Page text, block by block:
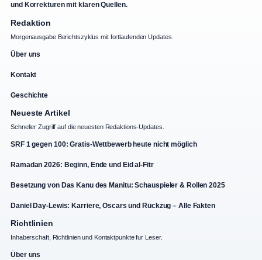
und Korrekturen mit klaren Quellen.
Redaktion
Morgenausgabe Berichtszyklus mit fortlaufenden Updates.
Über uns
Kontakt
Geschichte
Neueste Artikel
Schneller Zugriff auf die neuesten Redaktions-Updates.
SRF 1 gegen 100: Gratis-Wettbewerb heute nicht möglich
Ramadan 2026: Beginn, Ende und Eid al-Fitr
Besetzung von Das Kanu des Manitu: Schauspieler & Rollen 2025
Daniel Day-Lewis: Karriere, Oscars und Rückzug – Alle Fakten
Richtlinien
Inhaberschaft, Richtlinien und Kontaktpunkte fur Leser.
Über uns